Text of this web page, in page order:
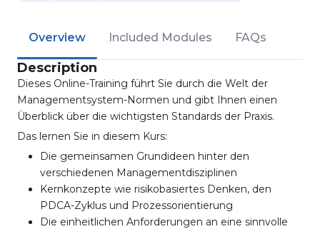
Overview Included Modules FAQs
Description
Dieses Online-Training führt Sie durch die Welt der
Managementsystem-Normen und gibt Ihnen einen
Überblick über die wichtigsten Standards der Praxis.
Das lernen Sie in diesem Kurs:
Die gemeinsamen Grundideen hinter den
verschiedenen Managementdisziplinen
Kernkonzepte wie risikobasiertes Denken, den
PDCA-Zyklus und Prozessorientierung
Die einheitlichen Anforderungen an eine sinnvolle